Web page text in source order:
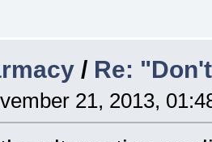
/ Re:
21, 2013,